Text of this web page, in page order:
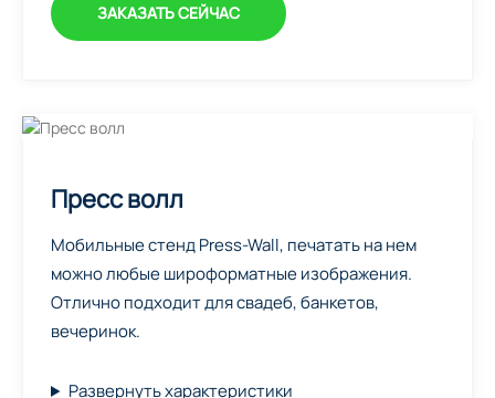
ЗАКАЗАТЬ СЕЙЧАС
Пресс волл
Мобильные стенд Press-Wall, печатать на нем
можно любые широформатные изображения.
Отлично подходит для свадеб, банкетов,
вечеринок.
Развернуть характеристики